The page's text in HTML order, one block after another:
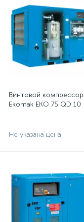
Винтовой компрессор
Ekomak EKO 75 QD 10
Не указана цена